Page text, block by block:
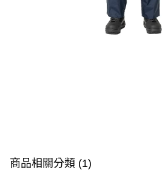
商品相關分類 (1)